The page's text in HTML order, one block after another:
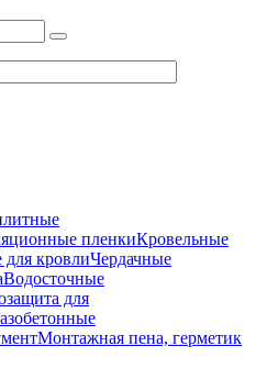
пленкиКровельные
кровлиЧердачные
Водосточные
для
Монтажная пена, герметик